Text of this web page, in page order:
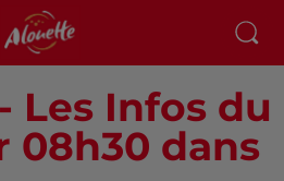
Les Infos du
08h30 dans